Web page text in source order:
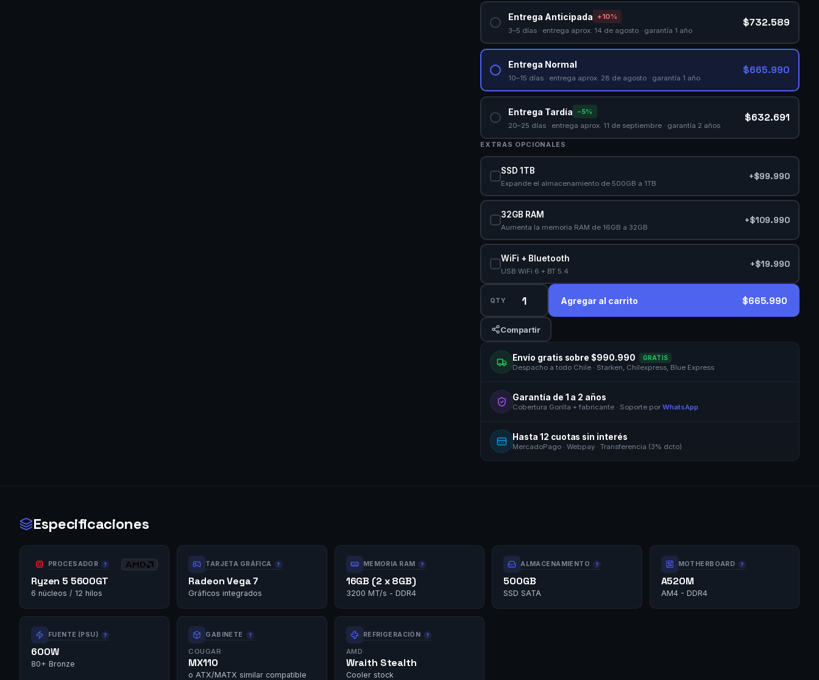
Entrega Anticipada
+10%
3–5 días · entrega aprox. 14 de agosto · garantía 1 año
$732.589
Entrega Normal
10–15 días · entrega aprox. 28 de agosto · garantía 1 año
$665.990
Entrega Tardía
−5%
20–25 días · entrega aprox. 11 de septiembre · garantía 2 años
$632.691
EXTRAS OPCIONALES
SSD 1TB
Expande el almacenamiento de 500GB a 1TB
+$99.990
32GB RAM
Aumenta la memoria RAM de 16GB a 32GB
+$109.990
WiFi + Bluetooth
USB WiFi 6 + BT 5.4
+$19.990
QTY Agregar al carrito $665.990
Compartir
Envío gratis sobre $990.990 GRATIS
Despacho a todo Chile · Starken, Chilexpress, Blue Express
Garantía de 1 a 2 años
Cobertura Gorilla + fabricante · Soporte porWhatsApp
Hasta 12 cuotas sin interés
MercadoPago · Webpay · Transferencia (3% dcto)
Especificaciones
PROCESADOR
Ryzen 5 5600GT
6 núcleos / 12 hilos
TARJETA GRÁFICA
Radeon Vega 7
Gráficos integrados
MEMORIA RAM
16GB (2 x 8GB)
3200 MT/s - DDR4
ALMACENAMIENTO
500GB
SSD SATA
MOTHERBOARD
A520M
AM4 - DDR4
FUENTE (PSU)
600W
80+ Bronze
GABINETE
COUGAR
MX110
o ATX/MATX similar compatible
REFRIGERACIÓN
AMD
Wraith Stealth
Cooler stock